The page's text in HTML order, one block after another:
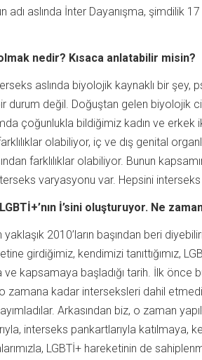
adı aslında İnter Dayanışma, şimdilik
nedir? Kısaca anlatabilir misin?
aslında biyolojik kaynaklı bir şey,
durum değil. Doğuştan gelen biyolojik
çoğunlukla bildiğimiz kadın ve erkek
olabiliyor, iç ve dış genital
farklılıklar olabiliyor. Bunun
varyasyonu var. Hepsini interseks
İ’sini oluşturuyor. Ne
yaklaşık 2010’ların başından beri
girdiğimiz, kendimizi tanıttığımız,
ve kapsamaya başladığı tarih. İlk önce
zamana kadar interseksleri dahil
Arkasından biz, o zaman
interseks pankartlarıyla katılmaya,
LGBTİ+ hareketinin de